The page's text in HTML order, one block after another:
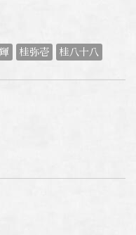
桂弥壱 桂八十八